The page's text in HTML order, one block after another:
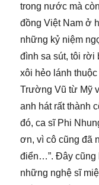
trong nước mà
đồng Việt Nam ở
những kỷ niệm
đình sa sút, tôi rời
xôi hẻo lánh
Trường Vũ từ Mỹ
anh hát rất thành
đó, ca sĩ Phi
ơn, vì cô cũng đã
điển…”. Đây cũng
những nghệ sĩ